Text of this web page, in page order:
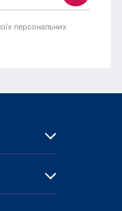
персональних